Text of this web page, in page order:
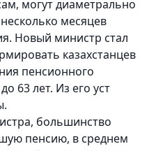
могут диаметрально
месяцев
Новый министр стал
казахстанцев
пенсионного
63 лет. Из его уст
большинство
пенсию, в среднем